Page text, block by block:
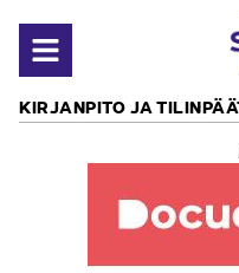
Avaa valikko
KIRJANPITO JA